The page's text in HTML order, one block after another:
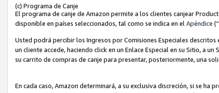
(c) Programa de Canje
El programa de canje de Amazon permite a los clientes canjear
disponible en países seleccionados, tal como se indica en el Apéndice
Usted podrá percibir los Ingresos por Comisiones Especiales
un cliente accede, haciendo click en un Enlace Especial en su Sitio, a
su carrito de compras de canje para presentar, posteriormente, una
En cada caso, Amazon determinará, a su exclusiva discreción, si se